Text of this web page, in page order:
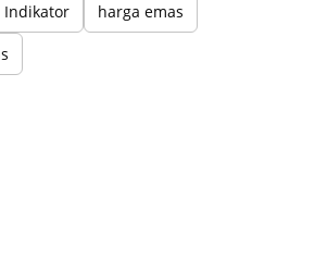
Indikator harga emas